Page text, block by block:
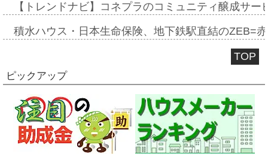
【トレンドナビ】コネプラのコミュニティ醸成サ
積水ハウス・日本生命保険、地下鉄駅直結のZEB=
TOP
ピックアップ